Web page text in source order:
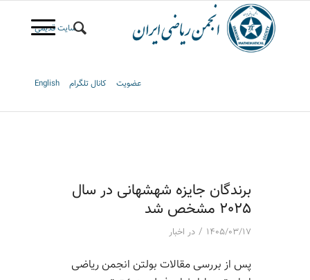
سایت قدیمی
عضویت کانال تلگرام English
برندگان جایزه شهشهانی در سال
2025 مشخص شد
۱۴۰۵/۰۳/۱۷ / در اخبار
پس از بررسی مقالات بولتن انجمن ریاضی